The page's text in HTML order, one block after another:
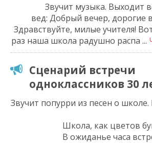
Звучит музыка. Выходит
вед: Добрый вечер, дорогие
Здравствуйте, милые учителя!
раз наша школа радушно распа ...
Сценарий встречи
одноклассников 30
Звучит попурри из песен о школе.
Школа, как цветов
В ожиданье часа